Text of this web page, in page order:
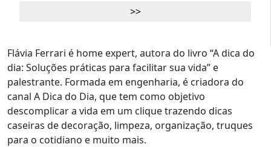
Flávia Ferrari é home expert, autora do livro “A dica do
dia: Soluções práticas para facilitar sua vida” e
palestrante. Formada em engenharia, é criadora do
canal A Dica do Dia, que tem como objetivo
descomplicar a vida em um clique trazendo dicas
caseiras de decoração, limpeza, organização, truques
para o cotidiano e muito mais.